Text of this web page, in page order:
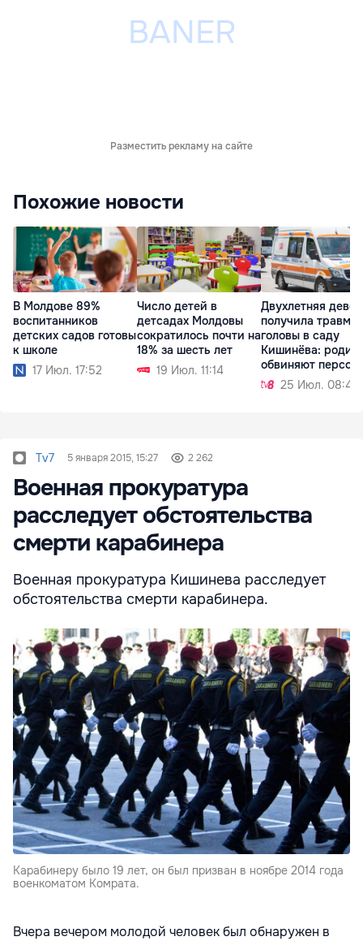
Разместить рекламу на сайте
Похожие новости
В Молдове 89%
воспитанников
детских садов готовы
к школе
17 Июл. 17:52
Число детей в
детсадах Молдовы
сократилось почти на
18% за шесть лет
19 Июл. 11:14
Двухлетняя
получила травму
головы в саду
Кишинёва:
обвиняют
25 Июл. 08:49
Tv7 5 января 2015, 15:27 2 262
Военная прокуратура
расследует обстоятельства
смерти карабинера
Военная прокуратура Кишинева расследует
обстоятельства смерти карабинера.
Карабинеру было 19 лет, он был призван в ноябре 2014 года
военкоматом Комрата.
Вчера вечером молодой человек был обнаружен в